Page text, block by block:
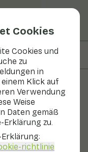
Cookies
Cookies und
zu
in
Klick auf
Verwendung
Weise
Daten gemäß
zu.
richtlinie